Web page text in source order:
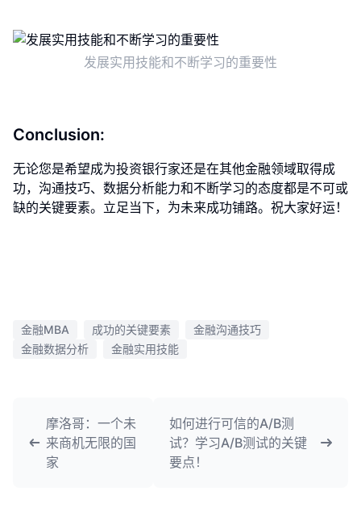
发展实用技能和不断学习的重要性
Conclusion:
无论您是希望成为投资银行家还是在其他金融领域取得成
功，沟通技巧、数据分析能力和不断学习的态度都是不可或
缺的关键要素。立足当下，为未来成功铺路。祝大家好运！
金融MBA 成功的关键要素
金融沟通技巧
金融数据分析
金融实用技能
摩洛哥：一个未
来商机无限的国
家
如何进行可信的A/B测
试？学习A/B测试的关键
要点！